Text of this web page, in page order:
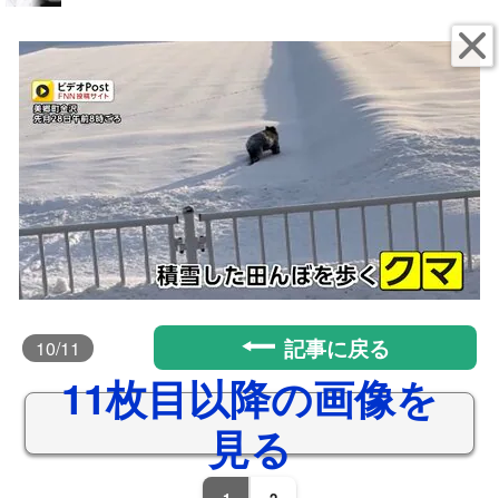
10/11 記事に戻る
11枚目以降の画像を
見る